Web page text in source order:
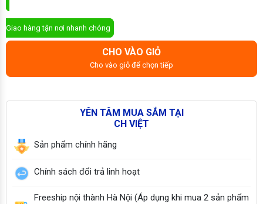
Giao hàng tận nơi nhanh chóng
CHO VÀO GIỎ
Cho vào giỏ để chọn tiếp
YÊN TÂM MUA SẮM TẠI
CH VIỆT
Sản phẩm chính hãng
Chính sách đổi trả linh hoạt
Freeship nội thành Hà Nội (Áp dụng khi mua 2 sản phẩm